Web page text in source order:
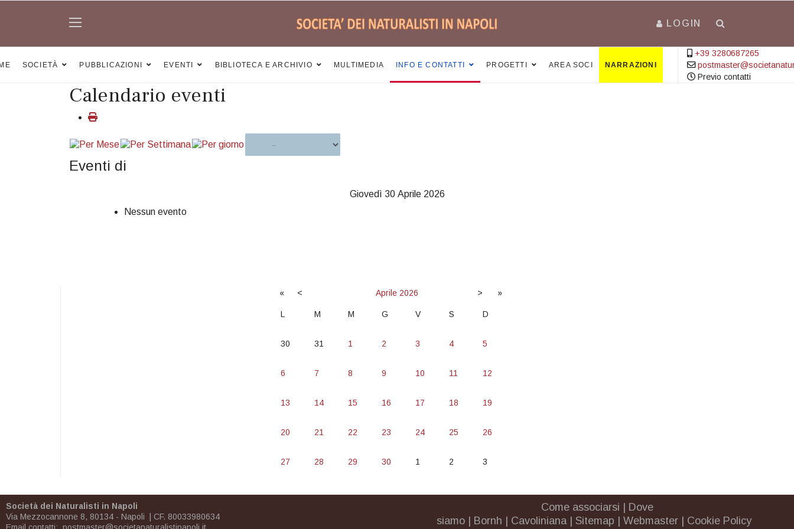
LOGIN
SOCIETÀ PUBBLICAZIONI EVENTI BIBLIOTECA E ARCHIVIO MULTIMEDIA INFO E CONTATTI PROGETTI AREA SOCI NARRAZIONI
+39 3280687265
Previo contatti
Calendario eventi
Eventi di
Giovedì 30 Aprile 2026
Nessun evento
« < Aprile 2026 > »
L M M G V S D
30 31 1 2 3 4 5
6 7 8 9 10 11 12
13 14 15 16 17 18 19
20 21 22 23 24 25 26
27 28 29 30 1 2 3
Società dei Naturalisti in Napoli
Via Mezzocannone 8, 80134 - Napoli | CF. 80033980634
Come associarsi
Dove
siamo
Bornh Cavoliniana| Sitemap Webmaster Cookie Policy